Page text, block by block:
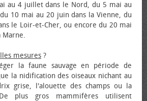
au 4 juillet dans le Nord, du 5 mai au
10 mai au 20 juin dans la Vienne, du
le Loir-et-Cher, ou encore du 20 mai
Marne.
mesures ?
la faune sauvage en période de
la nidification des oiseaux nichant au
grise, l'alouette des champs ou la
plus gros mammifères utilisent